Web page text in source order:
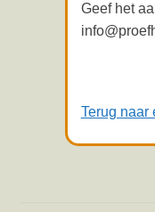
Geef het
Terug naar